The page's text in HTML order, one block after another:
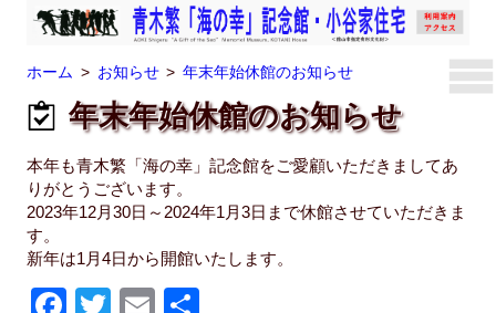
ホーム お知らせ 年末年始休館のお知らせ
年末年始休館のお知らせ
本年も青木繁「海の幸」記念館をご愛顧いただきましてあ
りがとうございます。
2023年12月30日～2024年1月3日まで休館させていただきま
す。
新年は1月4日から開館いたします。